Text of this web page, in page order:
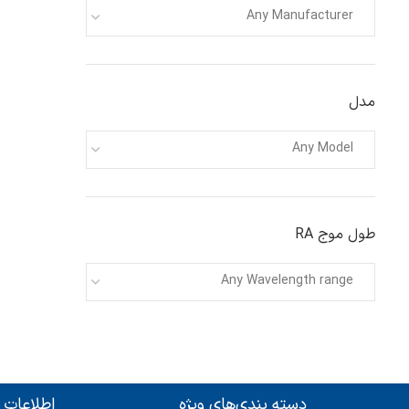
Any Manufacturer
مدل
Any Model
طول موج RA
Any Wavelength range